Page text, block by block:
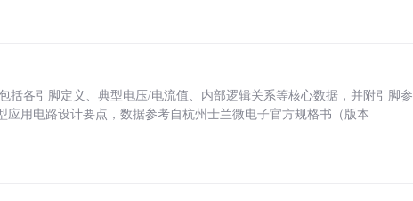
括各引脚定义、典型电压/电流值、内部逻辑关系等核心数据，并附引脚参
用电路设计要点，数据参考自杭州士兰微电子官方规格书（版本